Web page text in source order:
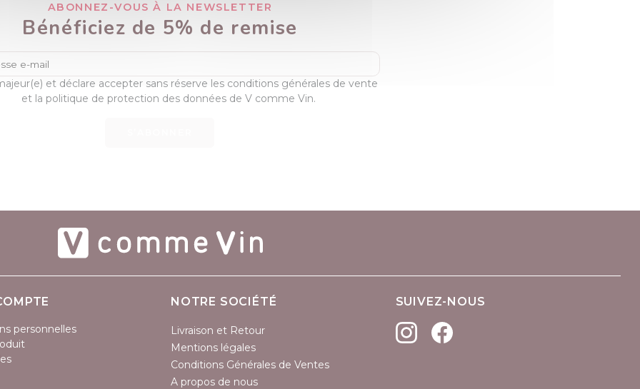
ABONNEZ-VOUS À LA NEWSLETTER
Bénéficiez de 5% de remise
et déclare accepter sans réserve les conditions générales de vente
et la politique de protection des données de V comme Vin.
personnelles
NOTRE SOCIÉTÉ
Livraison et Retour
Mentions légales
Conditions Générales de Ventes
A propos de nous
SUIVEZ-NOUS